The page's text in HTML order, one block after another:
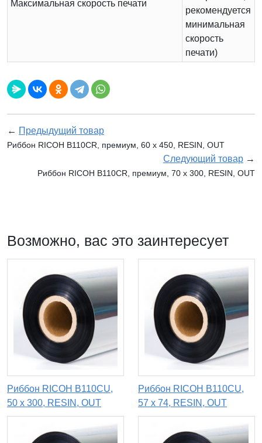
Максимальная скорость печати
рекомендуется
минимальная
скорость
печати)
← Предыдущий товар
Риббон RICOH B110CR, премиум, 60 х 450, RESIN, OUT
Следующий товар →
Риббон RICOH B110CR, премиум, 70 х 300, RESIN, OUT
Возможно, вас это заинтересует
Риббон RICOH B110CU,
50 х 300, RESIN, OUT
Риббон RICOH B110CU,
57 х 74, RESIN, OUT